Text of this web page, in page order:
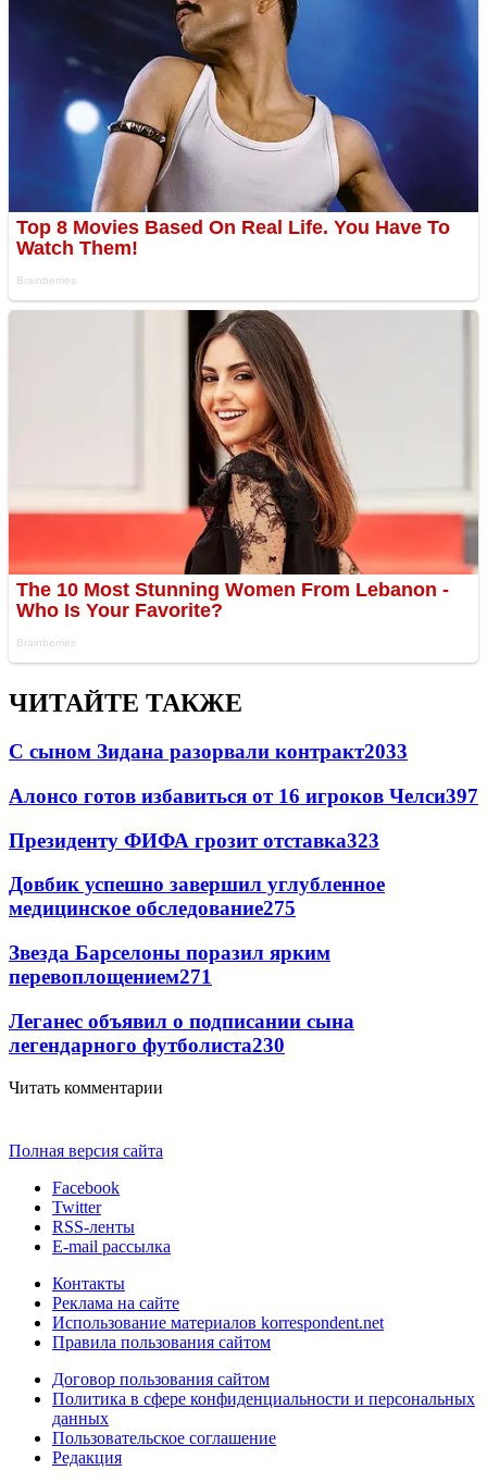
ЧИТАЙТЕ ТАКЖЕ
С сыном Зидана разорвали контракт2033
Алонсо готов избавиться от 16 игроков Челси397
Президенту ФИФА грозит отставка323
Довбик успешно завершил углубленное
медицинское обследование275
Звезда Барселоны поразил ярким
перевоплощением271
Леганес объявил о подписании сына
легендарного футболиста230
Читать комментарии
Полная версия сайта
Facebook
Twitter
RSS-ленты
E-mail рассылка
Контакты
Реклама на сайте
Использование материалов korrespondent.net
Правила пользования сайтом
Договор пользования сайтом
Политика в сфере конфиденциальности и персональных
данных
Пользовательское соглашение
Редакция